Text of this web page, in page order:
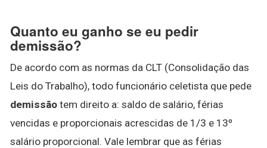
Quanto eu ganho se eu pedir
demissão?
De acordo com as normas da CLT (Consolidação das
Leis do Trabalho), todo funcionário celetista que pede
demissão tem direito a: saldo de salário, férias
vencidas e proporcionais acrescidas de 1/3 e 13º
salário proporcional. Vale lembrar que as férias